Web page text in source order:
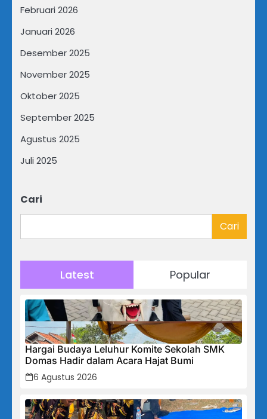
Februari 2026
Januari 2026
Desember 2025
November 2025
Oktober 2025
September 2025
Agustus 2025
Juli 2025
Cari
Cari
Latest Popular
Hargai Budaya Leluhur Komite Sekolah SMK
Domas Hadir dalam Acara Hajat Bumi
6 Agustus 2026